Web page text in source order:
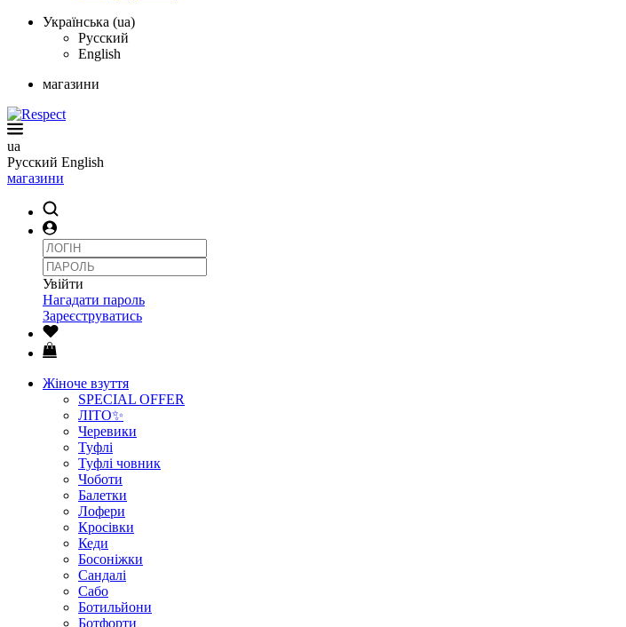
Українська (ua)
Русский
English
магазини
ua
Русский English
магазини
Увійти
Нагадати пароль
Зареєструватись
Жіноче взуття
SPECIAL OFFER
ЛІТО✨
Черевики
Туфлі
Туфлі човник
Чоботи
Балетки
Лофери
Кросівки
Кеди
Босоніжки
Сандалі
Сабо
Ботильйони
Ботфорти